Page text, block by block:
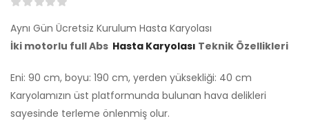
Aynı Gün Ücretsiz Kurulum Hasta Karyolası
İki motorlu full Abs Hasta Karyolası Teknik Özellikleri
Eni: 90 cm, boyu: 190 cm, yerden yüksekliği: 40 cm
Karyolamızın üst platformunda bulunan hava delikleri
sayesinde terleme önlenmiş olur.